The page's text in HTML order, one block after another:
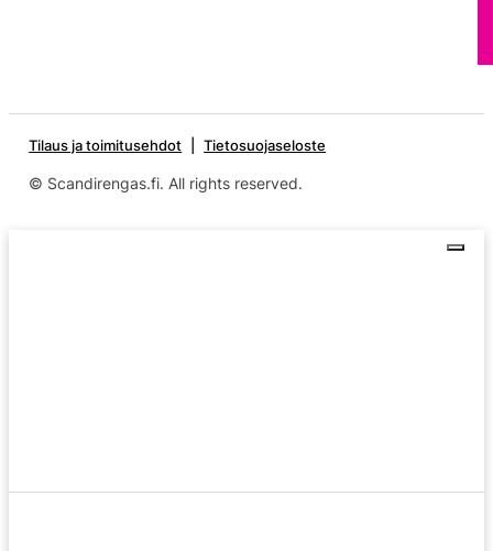
Tilaus ja toimitusehdot Tietosuojaseloste
© Scandirengas.fi. All rights reserved.